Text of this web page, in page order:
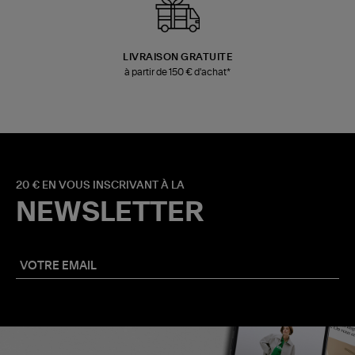
LIVRAISON GRATUITE
à partir de 150 € d'achat*
20 € EN VOUS INSCRIVANT À LA
NEWSLETTER